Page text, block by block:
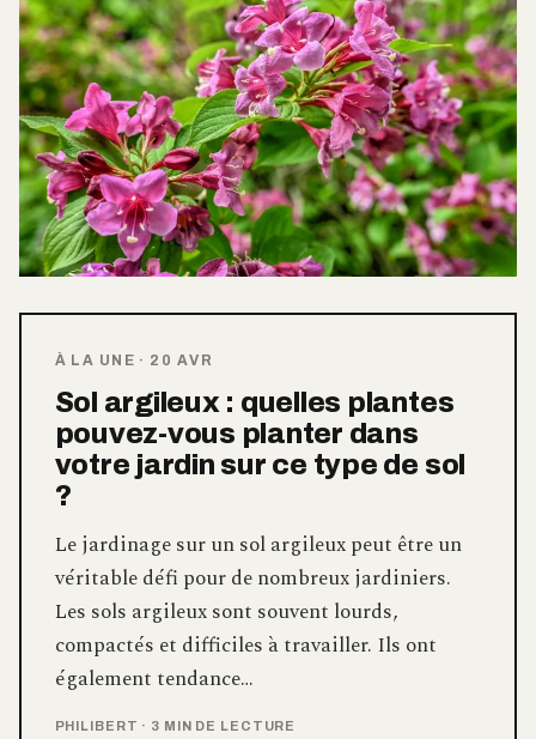
À LA UNE · 20 AVR
Sol argileux : quelles plantes
pouvez-vous planter dans
votre jardin sur ce type de sol
?
Le jardinage sur un sol argileux peut être un
véritable défi pour de nombreux jardiniers.
Les sols argileux sont souvent lourds,
compactés et difficiles à travailler. Ils ont
également tendance…
PHILIBERT · 3 MIN DE LECTURE